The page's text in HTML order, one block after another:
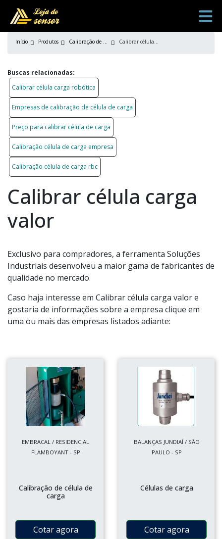
Início Produtos Calibração de célula carga Calibrar célula carga valor
Buscas relacionadas:
Calibrar célula carga robótica
Empresas de calibração de célula de carga
Preço para calibrar célula de carga
Calibração célula de carga empresa
Calibração célula de carga rbc
Calibrar célula carga
valor
Exclusivo para compradores, a ferramenta Soluções
Industriais desenvolveu a maior gama de fabricantes de
qualidade no mercado.
Caso haja interesse em Calibrar célula carga valor e
gostaria de informações sobre a empresa clique em
uma ou mais das empresas listados adiante:
EMBRACAL / RESIDENCIAL
FLAMBOYANT - SP
Calibração de célula de
carga
Cotar agora
BALANÇAS JUNDIAÍ / SÃO
PAULO - SP
Células de carga
Cotar agora